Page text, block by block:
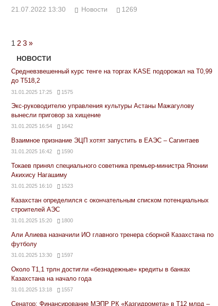
21.07.2022 13:30 Новости 1269
1 2 3 Next
Posts
»
НОВОСТИ
Средневзвешенный курс тенге на торгах KASE подорожал на Т0,99
до Т518,2
31.01.2025 17:25 1575
Экс-руководителю управления культуры Астаны Мажагулову
вынесли приговор за хищение
31.01.2025 16:54 1642
Взаимное признание ЭЦП хотят запустить в ЕАЭС – Сагинтаев
31.01.2025 16:42 1590
Токаев принял специального советника премьер-министра Японии
Акихису Нагашиму
31.01.2025 16:10 1523
Казахстан определился с окончательным списком потенциальных
строителей АЭС
31.01.2025 15:20 1800
Али Алиева назначили ИО главного тренера сборной Казахстана по
футболу
31.01.2025 13:30 1597
Около Т1,1 трлн достигли «безнадежные» кредиты в банках
Казахстана на начало года
31.01.2025 13:18 1557
Сенатор: Финансирование МЭПР РК «Казгидромета» в Т12 млрд –